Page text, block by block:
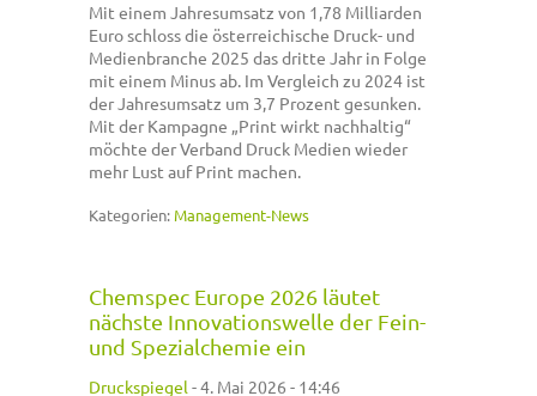
Mit einem Jahresumsatz von 1,78 Milliarden
Euro schloss die österreichische Druck- und
Medienbranche 2025 das dritte Jahr in Folge
mit einem Minus ab. Im Vergleich zu 2024 ist
der Jahresumsatz um 3,7 Prozent gesunken.
Mit der Kampagne „Print wirkt nachhaltig“
möchte der Verband Druck Medien wieder
mehr Lust auf Print machen.
Kategorien:Management-News
Chemspec Europe 2026 läutet
nächste Innovationswelle der Fein-
und Spezialchemie ein
Druckspiegel -4. Mai 2026 - 14:46